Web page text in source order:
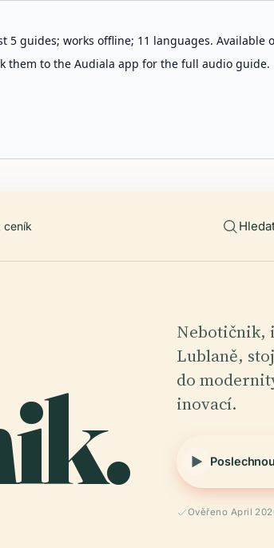
guides; works offline; 11 languages. Available
them to the Audiala app for the full audio guide.
ceník
Nebotičnik,
Lublaně,
do
inovací.
Ověřeno April